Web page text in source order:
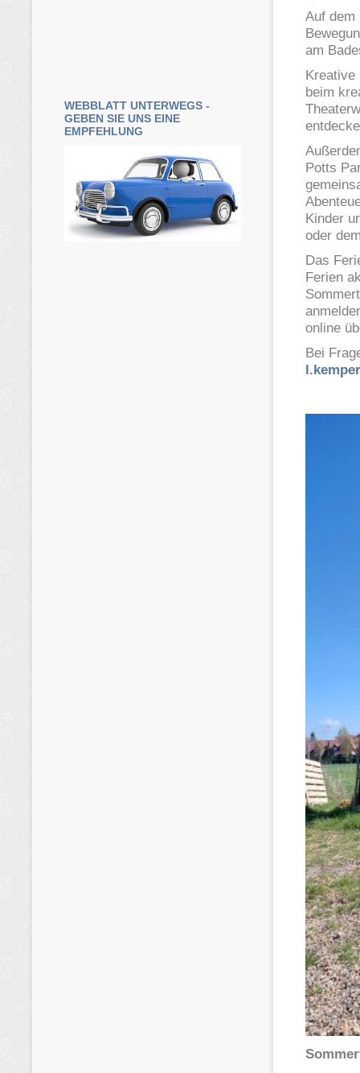
WEBBLATT UNTERWEGS -
GEBEN SIE UNS EINE
EMPFEHLUNG
Auf dem
am
Kreative
beim
Potts
Kinder
oder
Das
Ferien
online
Bei